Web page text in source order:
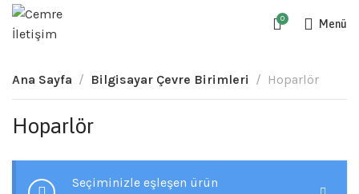
0 Menü
Ana Sayfa Bilgisayar Çevre Birimleri Hoparlör
Hoparlör
Seçiminizle eşleşen ürün